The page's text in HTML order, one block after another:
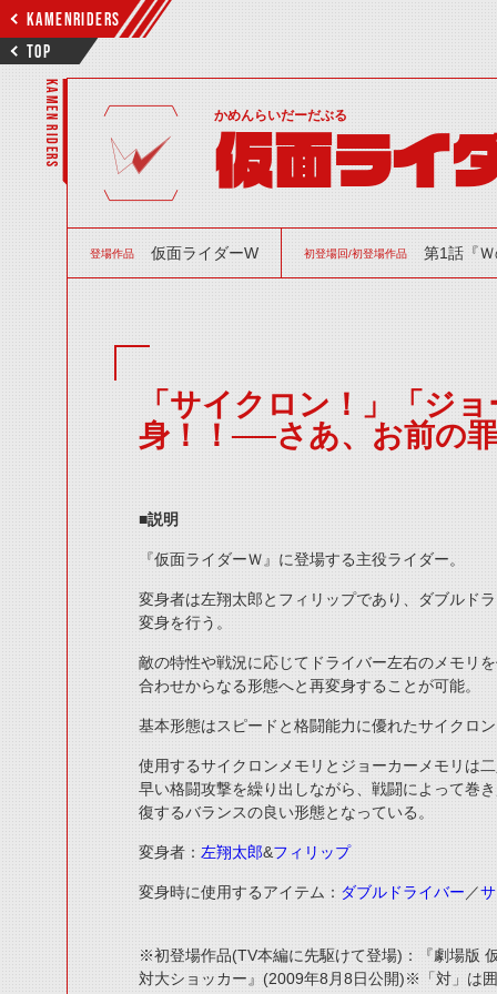
KAMENRIDERS
TOP
KAMEN RIDERS かめんらいだーだぶる
仮面ライ
登場作品 仮面ライダーW 初登場回/初登場作品 第1話『
「サイクロン！」「ジ
身！！──さあ、お前の
■説明
『仮面ライダーＷ』に登場する主役ライダー。
変身者は左翔太郎とフィリップであり、ダブルド
変身を行う。
敵の特性や戦況に応じてドライバー左右のメモリ
合わせからなる形態へと再変身することが可能。
基本形態はスピードと格闘能力に優れたサイクロ
使用するサイクロンメモリとジョーカーメモリは
早い格闘攻撃を繰り出しながら、戦闘によって巻
復するバランスの良い形態となっている。
変身者： 左翔太郎&フィリップ
変身時に使用するアイテム： ダブルドライバー ／
※初登場作品(TV本編に先駆けて登場)：『劇場版
対大ショッカー』(2009年8月8日公開)※「対」は